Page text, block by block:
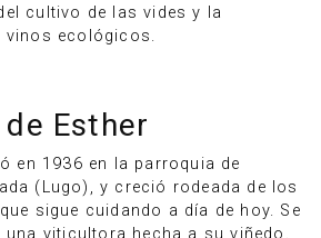
cultivo de las vides y la
vinos ecológicos.
Esther
en 1936 en la parroquia de
(Lugo), y creció rodeada de los
sigue cuidando a día de hoy. Se
una viticultora hecha a su viñedo,